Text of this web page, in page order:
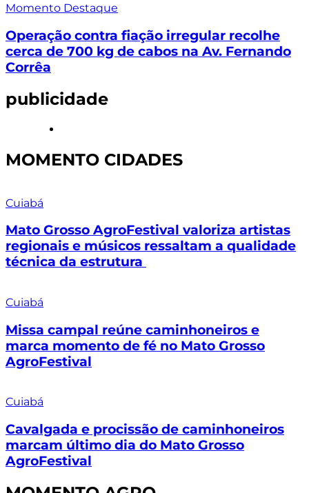
Momento Destaque
Operação contra fiação irregular recolhe
cerca de 700 kg de cabos na Av. Fernando
Corrêa
publicidade
MOMENTO CIDADES
Cuiabá
Mato Grosso AgroFestival valoriza artistas
regionais e músicos ressaltam a qualidade
técnica da estrutura
Cuiabá
Missa campal reúne caminhoneiros e
marca momento de fé no Mato Grosso
AgroFestival
Cuiabá
Cavalgada e procissão de caminhoneiros
marcam último dia do Mato Grosso
AgroFestival